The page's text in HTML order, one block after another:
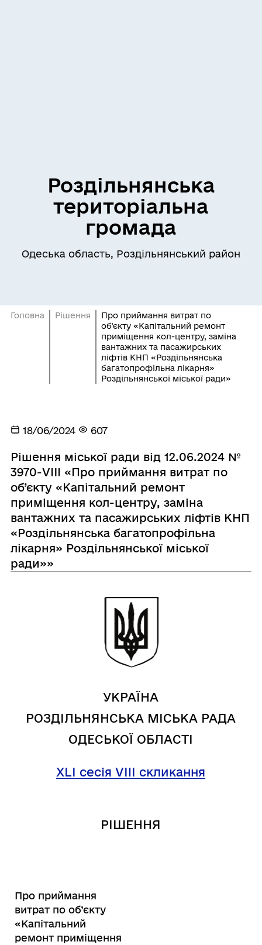
Роздільнянська
територіальна
громада
Одеська область, Роздільнянський район
Головна Рішення
Про приймання витрат по
об’єкту «Капітальний ремонт
приміщення кол-центру, заміна
вантажних та пасажирських
ліфтів КНП «Роздільнянська
багатопрофільна лікарня»
Роздільнянської міської ради»
18/06/2024 607
Рішення міської ради від 12.06.2024 №
3970-VIIІ «Про приймання витрат по
об’єкту «Капітальний ремонт
приміщення кол-центру, заміна
вантажних та пасажирських ліфтів КНП
«Роздільнянська багатопрофільна
лікарня» Роздільнянської міської
ради»»
УКРАЇНА
РОЗДІЛЬНЯНСЬКА МІСЬКА РАДА
ОДЕСЬКОЇ ОБЛАСТІ
XLI сесія VIII скликання
РІШЕННЯ
Про приймання
витрат по об’єкту
«Капітальний
ремонт приміщення